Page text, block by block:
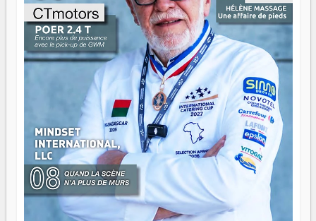
n'importe quel manuel. À Madagascar, la barque avance.
Il faut juste s'assurer que tout le monde rame dans le
même sens.